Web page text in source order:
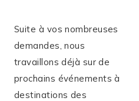
Suite à vos nombreuses
demandes, nous
travaillons déjà sur de
prochains événements à
destinations des